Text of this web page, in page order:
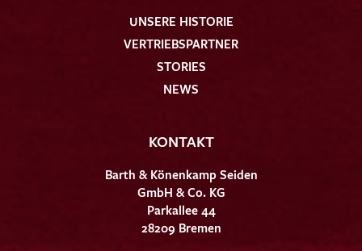
UNSERE HISTORIE
VERTRIEBSPARTNER
STORIES
NEWS
KONTAKT
Barth & Könenkamp Seiden
GmbH & Co. KG
Parkallee 44
28209 Bremen